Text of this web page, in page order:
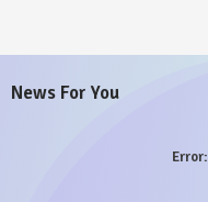
News For You
Error: